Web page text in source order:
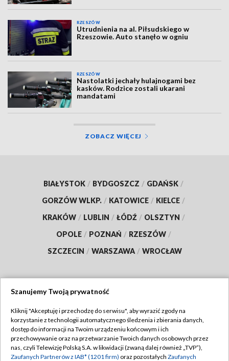
RZESZÓW
Utrudnienia na al. Piłsudskiego w
Rzeszowie. Auto stanęło w ogniu
RZESZÓW
Nastolatki jechały hulajnogami bez
kasków. Rodzice zostali ukarani
mandatami
ZOBACZ WIĘCEJ
BIAŁYSTOK / BYDGOSZCZ / GDAŃSK /
GORZÓW WLKP. / KATOWICE / KIELCE /
KRAKÓW / LUBLIN / ŁÓDŹ / OLSZTYN /
OPOLE / POZNAŃ / RZESZÓW /
SZCZECIN / WARSZAWA / WROCŁAW
TVP
Abonament TVP
Emisja w TVP
Regulamin TVP
Polityka prywatności
Szanujemy Twoją prywatność
Kliknij "Akceptuję i przechodzę do serwisu", aby wyrazić zgody na
korzystanie z technologii automatycznego śledzenia i zbierania danych,
dostęp do informacji na Twoim urządzeniu końcowym i ich
przechowywanie oraz na przetwarzanie Twoich danych osobowych przez
nas, czyli Telewizję Polską S.A. w likwidacji (zwaną dalej również „TVP”),
Zaufanych Partnerów z IAB* (1201 firm) oraz pozostałych Zaufanych